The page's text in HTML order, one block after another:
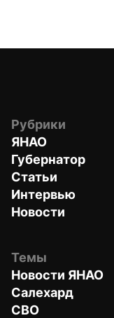
Рубрики
ЯНАО
Губернатор
Статьи
Интервью
Новости
Темы
Новости ЯНАО
Салехард
СВО